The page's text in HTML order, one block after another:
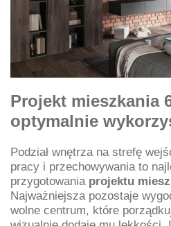
Projekt mieszkania
optymalnie
Podział wnętrza na strefę
pracy i przechowywania to
przygotowania projektu
Najważniejsza pozostaje
wolne centrum, które